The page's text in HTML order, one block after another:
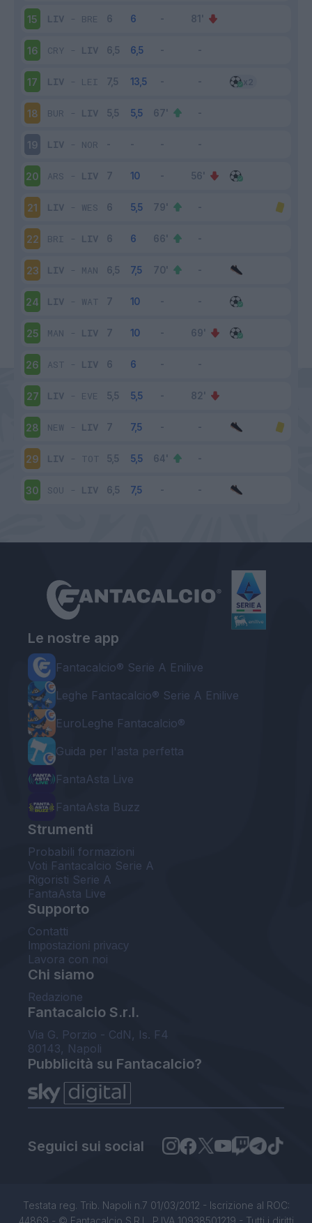
15 LIV - BRE
16 CRY - LIV
17 LIV - LEI
18 BUR - LIV
19 LIV - NOR
20 ARS - LIV
21 LIV - WES
22 BRI - LIV
23 LIV - MAN
24 LIV - WAT
25 MAN - LIV
26 AST - LIV
27 LIV - EVE
28 NEW - LIV
29 LIV - TOT
30 SOU - LIV
Le nostre app
Fantacalcio® Serie A Enilive
Leghe Fantacalcio® Serie A Enilive
EuroLeghe Fantacalcio®
Guida per l'asta perfetta
FantaAsta Live
FantaAsta Buzz
Strumenti
Probabili formazioni
Voti Fantacalcio Serie A
Rigoristi Serie A
FantaAsta Live
Supporto
Contatti
Impostazioni privacy
Lavora con noi
Chi siamo
Redazione
Fantacalcio S.r.l.
Via G. Porzio - CdN, Is. F4
80143, Napoli
Pubblicità su Fantacalcio?
Seguici sui social
Testata reg. Trib. Napoli n.7 01/03/2012 - Iscrizione al ROC:
44869 - © Fantacalcio S.R.L. P.IVA 10938501219 - Tutti i diritti